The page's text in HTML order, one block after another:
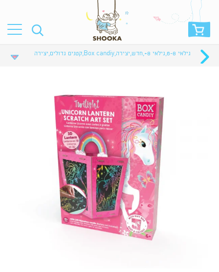
גילאי 6-8 ,גילאי 8+ ,חדש,יצירה,
Box candiy
,קטנים גדולים,יצירה